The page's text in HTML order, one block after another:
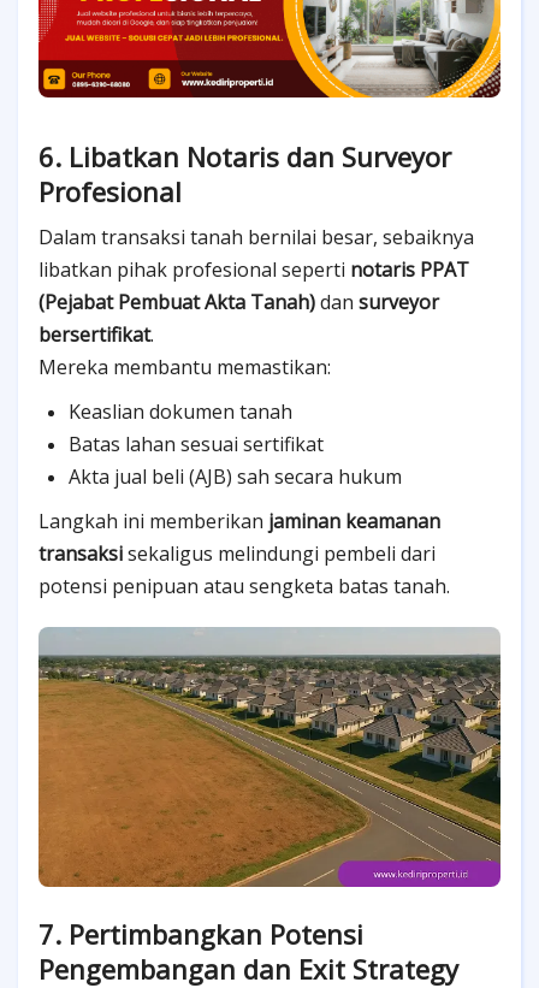
6. Libatkan Notaris dan Surveyor
Profesional
Dalam transaksi tanah bernilai besar, sebaiknya
libatkan pihak profesional seperti notaris PPAT
(Pejabat Pembuat Akta Tanah)dan surveyor
bersertifikat.
Mereka membantu memastikan:
Keaslian dokumen tanah
Batas lahan sesuai sertifikat
Akta jual beli (AJB) sah secara hukum
Langkah ini memberikan jaminan keamanan
transaksisekaligus melindungi pembeli dari
potensi penipuan atau sengketa batas tanah.
7. Pertimbangkan Potensi
Pengembangan dan Exit Strategy